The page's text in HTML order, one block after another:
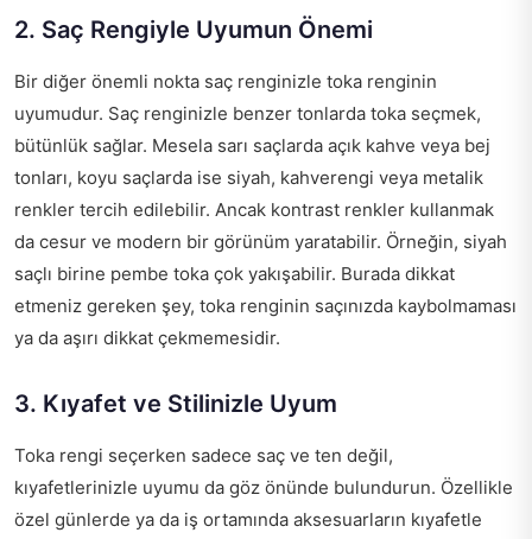
2. Saç Rengiyle Uyumun Önemi
Bir diğer önemli nokta saç renginizle toka renginin
uyumudur. Saç renginizle benzer tonlarda toka seçmek,
bütünlük sağlar. Mesela sarı saçlarda açık kahve veya bej
tonları, koyu saçlarda ise siyah, kahverengi veya metalik
renkler tercih edilebilir. Ancak kontrast renkler kullanmak
da cesur ve modern bir görünüm yaratabilir. Örneğin, siyah
saçlı birine pembe toka çok yakışabilir. Burada dikkat
etmeniz gereken şey, toka renginin saçınızda kaybolmaması
ya da aşırı dikkat çekmemesidir.
3. Kıyafet ve Stilinizle Uyum
Toka rengi seçerken sadece saç ve ten değil,
kıyafetlerinizle uyumu da göz önünde bulundurun. Özellikle
özel günlerde ya da iş ortamında aksesuarların kıyafetle